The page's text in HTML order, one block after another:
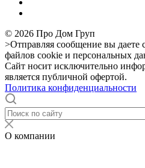
© 2026 Про Дом Груп
>Отправляя сообщение вы даете
файлов cookie и персональных
Сайт носит исключительно
является публичной офертой.
Политика конфиденциальности
О компании